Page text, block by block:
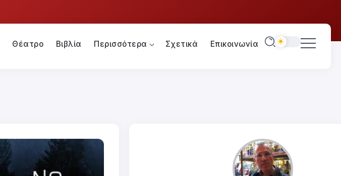
Θέατρο Βιβλία Περισσότερα Σχετικά Επικοινωνία